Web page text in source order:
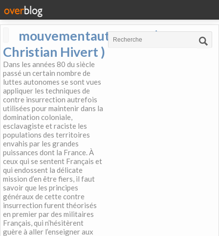
mouvementautonome (
Christian Hivert )
Dans les années 80 du siècle
passé un certain nombre de
luttes autonomes se sont vues
appliquer les techniques de
contre insurrection autrefois
utilisées pour maintenir dans la
domination coloniale,
esclavagiste et raciste les
populations des territoires
envahis par les grandes
puissances dont la France. À
ceux qui se sentent Français et
qui endossent la délicate
mission d’en être fiers, il faut
savoir que les principes
généraux de cette contre
insurrection furent théorisés
en premier par des militaires
Français, qui n’hésitèrent
guère à aller l’enseigner aux